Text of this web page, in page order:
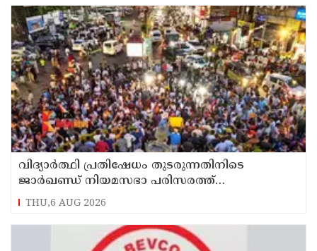
വിദ്യാര്‍ത്ഥി പ്രതിഷേധം തുടരുന്നതിനിടെ
ജാര്‍ഖണ്ഡ് നിയമസഭാ പരിസരത്ത്
നിരോധനാജ്ഞ
THU,6 AUG 2026